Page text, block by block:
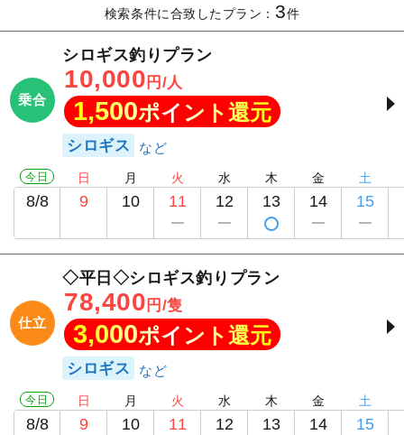
検索条件に合致したプラン： 3件
乗合
シロギス釣りプラン
10,000 円/人
1,500ポイント還元
シロギス
今日
8/8
日
9
月
10
火
11
水
12
木
13
金
14
土
15
仕立
◇平日◇シロギス釣りプラン
78,400 円/隻
3,000ポイント還元
シロギス
今日
8/8
日
9
月
10
火
11
水
12
木
13
金
14
土
15